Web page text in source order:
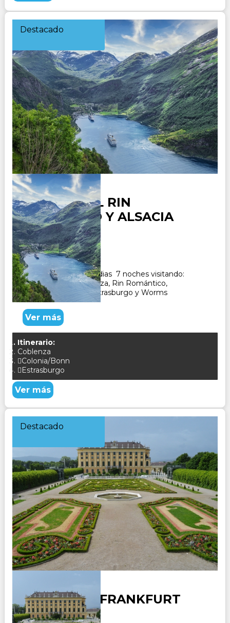
Destacado
CRUCERO EL RIN
ROMANTICO Y ALSACIA
Duración:
8 Días 7Noches
CruceroTuristico de 8 dias 7 noches visitando:
Colonia, Bonn, Coblenza, Rin Romántico,
Rüdesheim, Espira, Estrasburgo y Worms
Ver más
Itinerario:
Coblenza
Colonia/Bonn
Estrasburgo
Ver más
Destacado
DE VIENA A FRANKFURT
(PREMIUM)